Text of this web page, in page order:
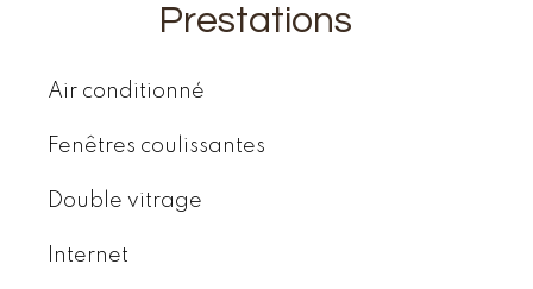
Prestations
Air conditionné
Fenêtres coulissantes
Double vitrage
Internet